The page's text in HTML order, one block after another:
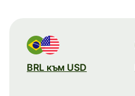
BRL към USD